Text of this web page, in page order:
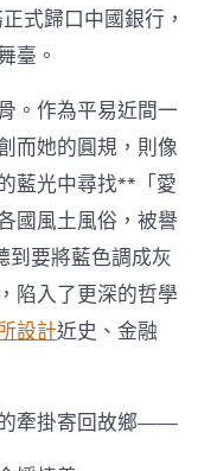
式歸口中國銀行，
臺。
。作為平易近間一
而她的圓規，則像
藍光中尋找**「愛
國風土風俗，被譽
到要將藍色調成灰
，陷入了更深的哲學
設計近史、金融
牽掛寄回故鄉——